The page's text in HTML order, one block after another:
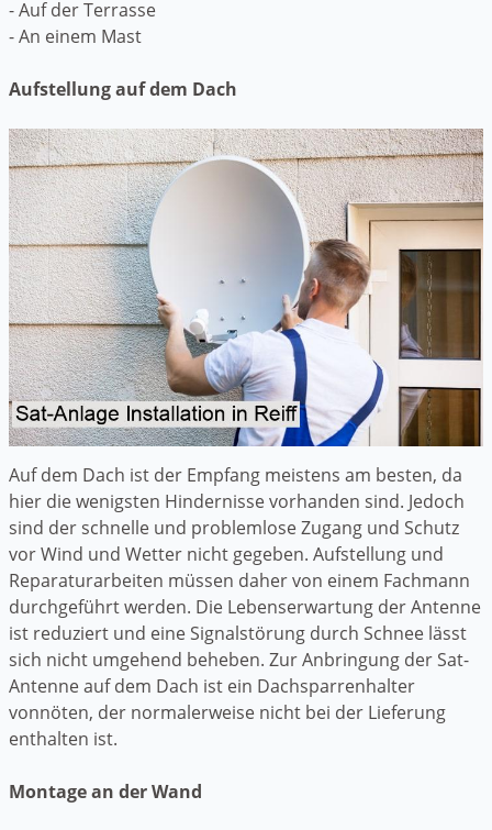
- Auf der Terrasse
- An einem Mast
Aufstellung auf dem Dach
Auf dem Dach ist der Empfang meistens am besten, da
hier die wenigsten Hindernisse vorhanden sind. Jedoch
sind der schnelle und problemlose Zugang und Schutz
vor Wind und Wetter nicht gegeben. Aufstellung und
Reparaturarbeiten müssen daher von einem Fachmann
durchgeführt werden. Die Lebenserwartung der Antenne
ist reduziert und eine Signalstörung durch Schnee lässt
sich nicht umgehend beheben. Zur Anbringung der Sat-
Antenne auf dem Dach ist ein Dachsparrenhalter
vonnöten, der normalerweise nicht bei der Lieferung
enthalten ist.
Montage an der Wand